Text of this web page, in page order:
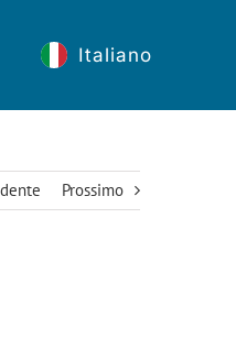
Italiano
Prossimo